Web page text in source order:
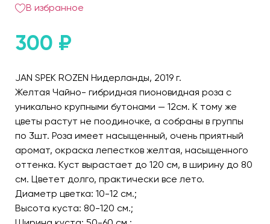
В избранное
300 ₽
JAN SPEK ROZEN Нидерланды, 2019 г.
Желтая Чайно- гибридная пионовидная роза с
уникально крупными бутонами — 12см. К тому же
цветы растут не поодиночке, а собраны в группы
по 3шт. Роза имеет насыщенный, очень приятный
аромат, окраска лепестков желтая, насыщенного
оттенка. Куст вырастает до 120 см, в ширину до 80
см. Цветет долго, практически все лето.
Диаметр цветка: 10-12 см.;
Высота куста: 80-120 см.;